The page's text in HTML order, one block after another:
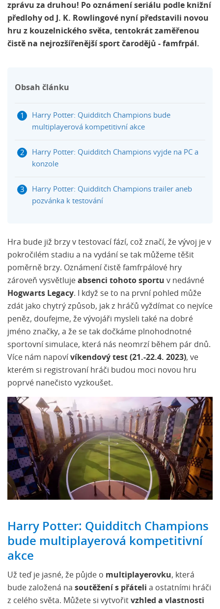
zprávu za druhou! Po oznámení seriálu podle knižní
předlohy od J. K. Rowlingové nyní představili novou
hru z kouzelnického světa, tentokrát zaměřenou
čistě na nejrozšířenější sport čarodějů - famfrpál.
Obsah článku
Harry Potter: Quidditch Champions bude
multiplayerová kompetitivní akce
Harry Potter: Quidditch Champions vyjde na PC a
konzole
Harry Potter: Quidditch Champions trailer aneb
pozvánka k testování
Hra bude již brzy v testovací fází, což značí, že vývoj je v
pokročilém stadiu a na vydání se tak můžeme těšit
poměrně brzy. Oznámení čistě famfrpálové hry
zároveň vysvětluje absenci tohoto sportu v nedávné
Hogwarts Legacy. I když se to na první pohled může
zdát jako chytrý způsob, jak z hráčů vyždímat co nejvíce
peněz, doufejme, že vývojáři mysleli také na dobré
jméno značky, a že se tak dočkáme plnohodnotné
sportovní simulace, která nás neomrzí během pár dnů.
Více nám napoví víkendový test (21.-22.4. 2023), ve
kterém si registrovaní hráči budou moci novou hru
poprvé nanečisto vyzkoušet.
Harry Potter: Quidditch Champions
bude multiplayerová kompetitivní
akce
Už teď je jasné, že půjde o multiplayerovku, která
bude založená na soutěžení s přáteli a ostatními hráči
z celého světa. Můžete si vytvořit vzhled a vlastnosti